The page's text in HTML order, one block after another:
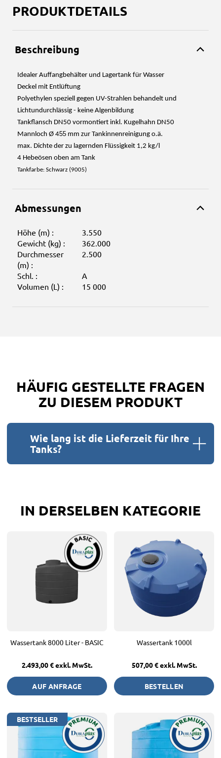
PRODUKTDETAILS
Beschreibung
Idealer Auffangbehälter und Lagertank für Wasser
Deckel mit Entlüftung
Polyethylen speziell gegen UV-Strahlen behandelt und
Lichtundurchlässig - keine Algenbildung
Tankflansch DN50 vormontiert inkl. Kugelhahn DN50
Mannloch Ø 455 mm zur Tankinnenreinigung o.ä.
max. Dichte der zu lagernden Flüssigkeit 1,2 kg/l
4 Hebeösen oben am Tank
Tankfarbe: Schwarz (9005)
Abmessungen
Höhe (m) :
3.550
Gewicht (kg) :
362.000
Durchmesser
(m) :
2.500
Schl. :
A
Volumen (L) :
15 000
HÄUFIG GESTELLTE FRAGEN
ZU DIESEM PRODUKT
Wie lang ist die Lieferzeit für Ihre
Tanks?
IN DERSELBEN KATEGORIE
Wassertank 8000 Liter - BASIC
2.493,00 €exkl. MwSt.
AUF ANFRAGE
Wassertank 1000l
507,00 €exkl. MwSt.
BESTELLEN
BESTSELLER